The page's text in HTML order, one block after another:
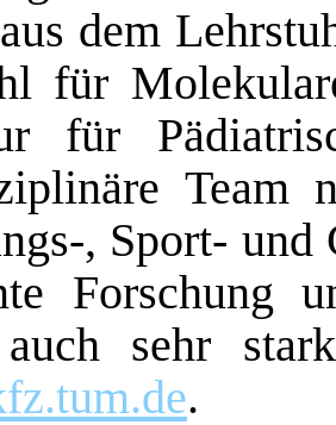
dem
für
für
Team
, Sport- und
Forschung
auch sehr
.